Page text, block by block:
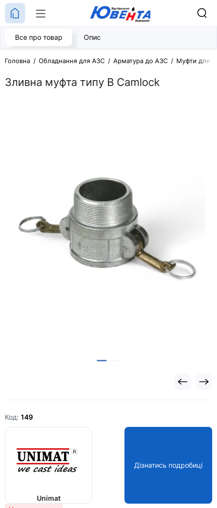
Головна Обладнання для АЗС Арматура до АЗС Муфти для
Зливна муфта типу B Camlock
Все про товар Опис
Код: 149
Unimat
Дізнатись подробиці